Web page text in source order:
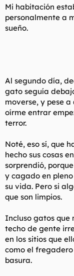
Mi habitación
personalmente a
sueño.
Al segundo día,
gato seguía
moverse, y pese
oírme entrar
terror.
Noté, eso sí, que
hecho sus cosas
sorprendió,
y cagado en
su vida. Pero si
que son limpios.
Incluso gatos que
techo de gente
en los sitios que
como el
basura.